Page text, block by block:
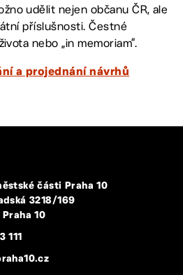
udělit nejen občanu ČR, ale
příslušnosti. Čestné
nebo „in memoriam“.
a projednání návrhů
části Praha 10
3218/169
10
111